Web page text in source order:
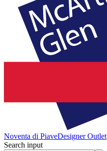
Noventa di PiaveDesigner Outlet
Search input